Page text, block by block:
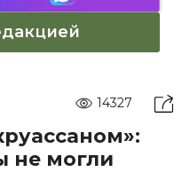
14327
не могли